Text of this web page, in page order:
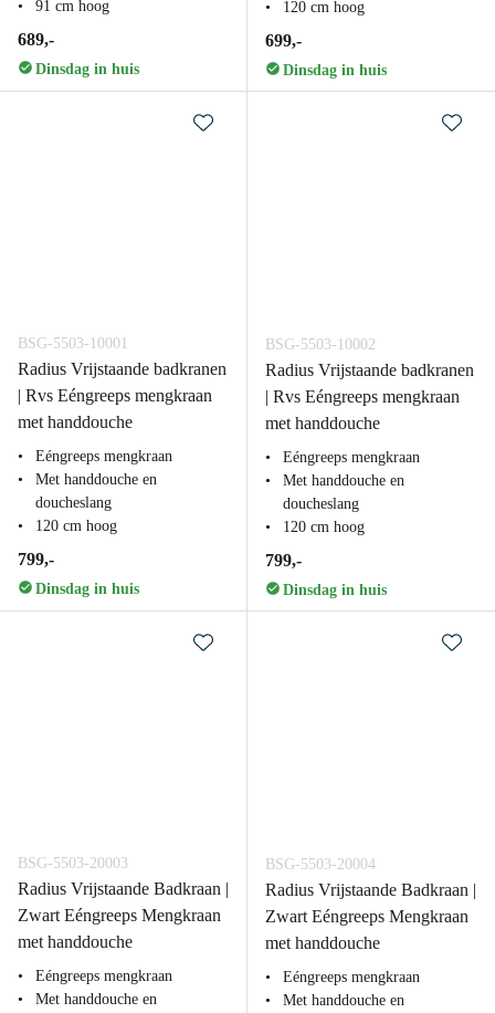
91 cm hoog
689,-
Dinsdag in huis
120 cm hoog
699,-
Dinsdag in huis
BSG-5503-10001
Radius Vrijstaande badkranen
| Rvs Eéngreeps mengkraan
met handdouche
Eéngreeps mengkraan
Met handdouche en
doucheslang
120 cm hoog
799,-
Dinsdag in huis
BSG-5503-10002
Radius Vrijstaande badkranen
| Rvs Eéngreeps mengkraan
met handdouche
Eéngreeps mengkraan
Met handdouche en
doucheslang
120 cm hoog
799,-
Dinsdag in huis
BSG-5503-20003
Radius Vrijstaande Badkraan |
Zwart Eéngreeps Mengkraan
met handdouche
Eéngreeps mengkraan
Met handdouche en
BSG-5503-20004
Radius Vrijstaande Badkraan |
Zwart Eéngreeps Mengkraan
met handdouche
Eéngreeps mengkraan
Met handdouche en